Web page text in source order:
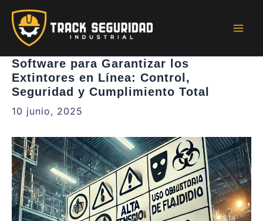
contenido
Software para Garantizar los
Extintores en Línea: Control,
Seguridad y Cumplimiento Total
10 junio, 2025